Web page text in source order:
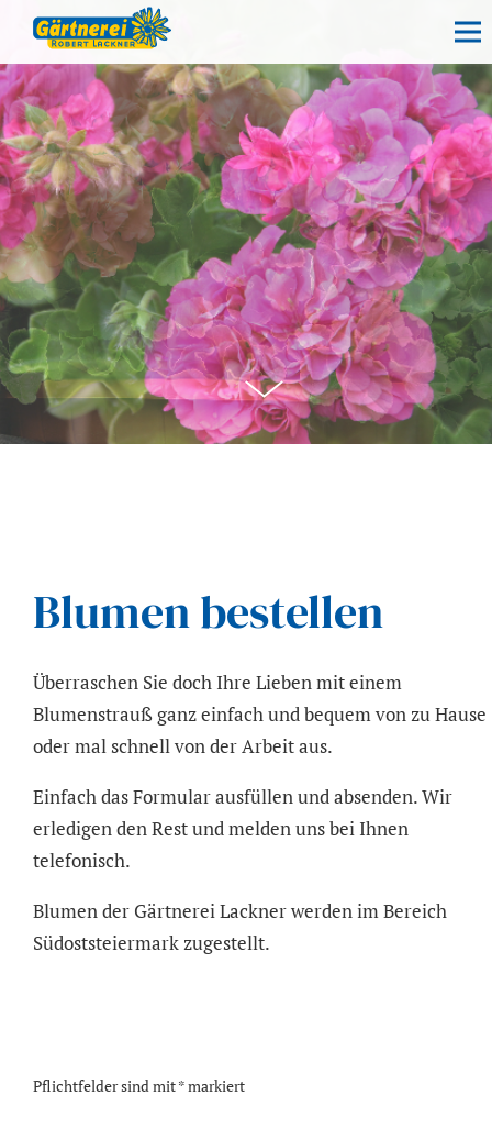
Blumen bestellen
Überraschen Sie doch Ihre Lieben mit einem
Blumenstrauß ganz einfach und bequem von zu Hause
oder mal schnell von der Arbeit aus.
Einfach das Formular ausfüllen und absenden. Wir
erledigen den Rest und melden uns bei Ihnen
telefonisch.
Blumen der Gärtnerei Lackner werden im Bereich
Südoststeiermark zugestellt.
Pflichtfelder sind mit * markiert